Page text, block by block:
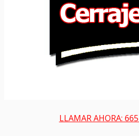
LLAMAR AHORA: